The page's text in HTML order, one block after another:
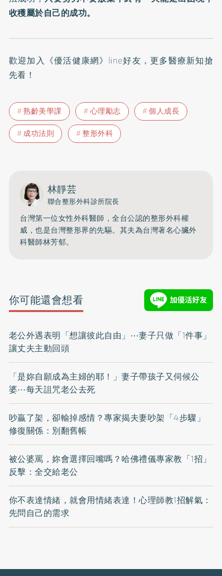
收穫屬於自己的成功。
歡迎加入 《優活健康網》line好友 ，更多醫療新知搶
先看！
熟齡美學課 心理勵志
個人成長
成功法則
整形外科
林靜芸
聯合整形外科診所院長
台灣第一位女性外科醫師，全台公認的整形外科權
威，也是台灣整形界的先驅。其夫為台灣著名心臟外
科醫師林芳郁。
你可能還會想看
老公外遇表明「想讓彼此自由」⋯妻子只做「1件事」
讓丈夫主動回頭
「是妳自願成為主婦的耶！」妻子帶孩子又伺候公
婆⋯每天詛咒老公去死
吵贏了架，卻輸掉感情？專家揭夫妻吵架「4步驟」
修復關係：別翻舊帳
被公婆罵，妳會選擇回嘴嗎？哈佛禮儀專家教「1招」
反擊：全交給老公
你不表達情緒，就會用情緒表達！心理師教1招解氣：
先問自己的需求